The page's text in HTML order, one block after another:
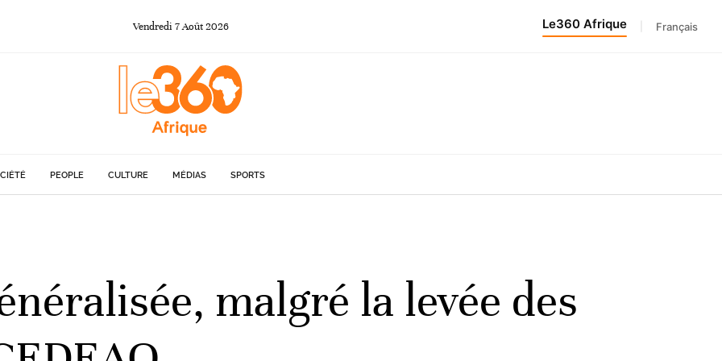
Vendredi 7Août 2026 Le360 Afrique Français
PEOPLE CULTURE MÉDIAS SPORTS
malgré la levée des